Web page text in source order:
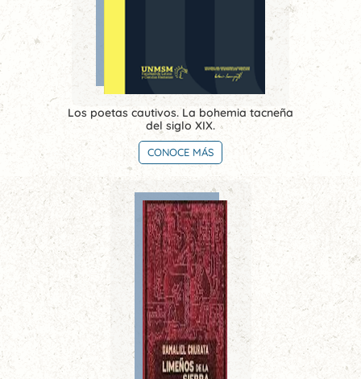
Los poetas cautivos. La bohemia tacneña
del siglo XIX.
CONOCE MÁS